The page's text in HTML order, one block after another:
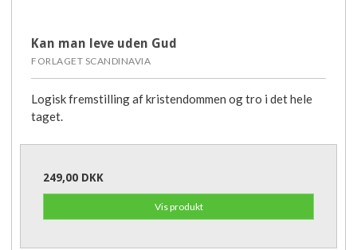
Kan man leve uden Gud
FORLAGET SCANDINAVIA
Logisk fremstilling af kristendommen og tro i det hele
taget.
249,00 DKK
Vis produkt